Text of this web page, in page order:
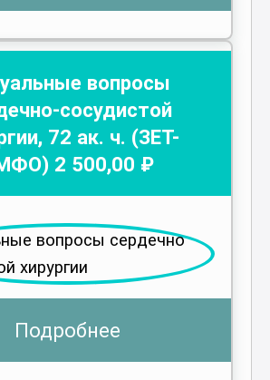
вопросы
сосудистой
, 72 ак. ч. (ЗЕТ-
2 500,00 ₽
Подробнее